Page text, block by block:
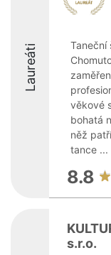
Laureáti
Taneční
věkové
bohatá
něž
tance ...
8.8
s.r.o.